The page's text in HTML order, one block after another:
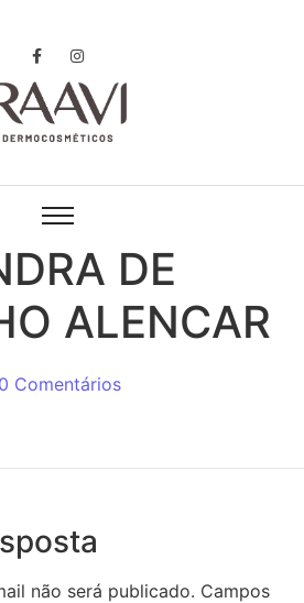
DE
ALENCAR
0 Comentários
não será publicado. Campos